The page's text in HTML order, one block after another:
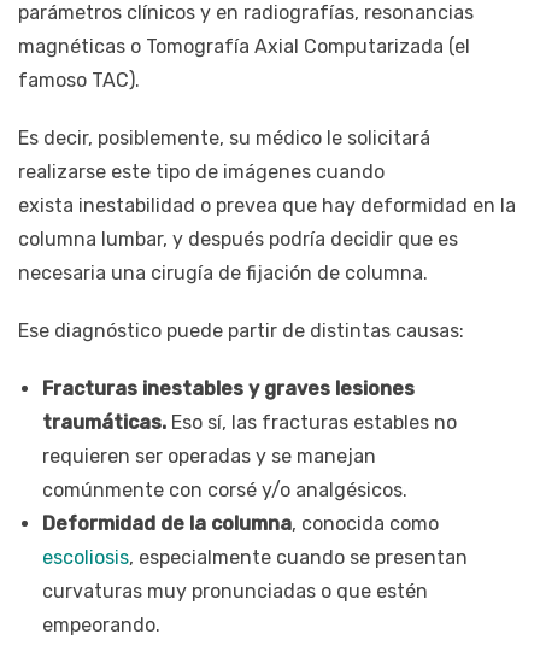
parámetros clínicos y en radiografías, resonancias
magnéticas o Tomografía Axial Computarizada (el
famoso TAC).
Es decir, posiblemente, su médico le solicitará
realizarse este tipo de imágenes cuando
exista inestabilidad o prevea que hay deformidad en la
columna lumbar, y después podría decidir que es
necesaria una cirugía de fijación de columna.
Ese diagnóstico puede partir de distintas causas:
Fracturas inestables y graves lesiones
traumáticas. Eso sí, las fracturas estables no
requieren ser operadas y se manejan
comúnmente con corsé y/o analgésicos.
Deformidad de la columna, conocida como
escoliosis, especialmente cuando se presentan
curvaturas muy pronunciadas o que estén
empeorando.